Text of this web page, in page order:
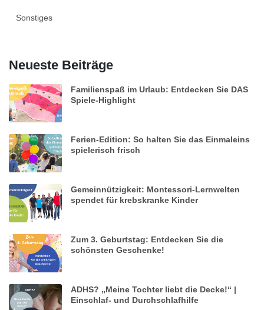
Sonstiges
Neueste Beiträge
Familienspaß im Urlaub: Entdecken Sie DAS
Spiele-Highlight
Ferien-Edition: So halten Sie das Einmaleins
spielerisch frisch
Gemeinnützigkeit: Montessori-Lernwelten
spendet für krebskranke Kinder
Zum 3. Geburtstag: Entdecken Sie die
schönsten Geschenke!
ADHS? „Meine Tochter liebt die Decke!“ |
Einschlaf- und Durchschlafhilfe